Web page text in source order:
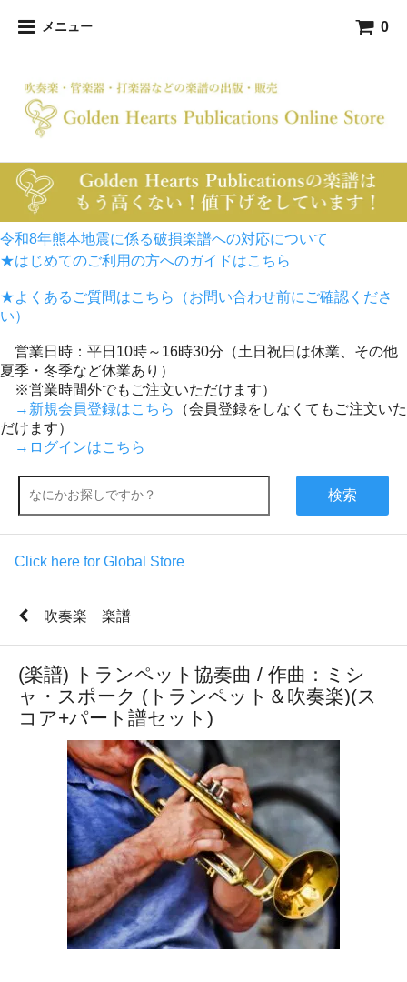
メニュー 0
令和8年熊本地震に係る破損楽譜への対応について
★はじめてのご利用の方へのガイドはこちら
★よくあるご質問はこちら（お問い合わせ前にご確認くださ
い）
営業日時：平日10時～16時30分（土日祝日は休業、その他
夏季・冬季など休業あり）
※営業時間外でもご注文いただけます）
→新規会員登録はこちら
（会員登録をしなくてもご注文いた
だけます）
→ログインはこちら
検索
Click here for Global Store
吹奏楽 楽譜
(楽譜) トランペット協奏曲 / 作曲：ミシ
ャ・スポーク (トランペット＆吹奏楽)(ス
コア+パート譜セット)